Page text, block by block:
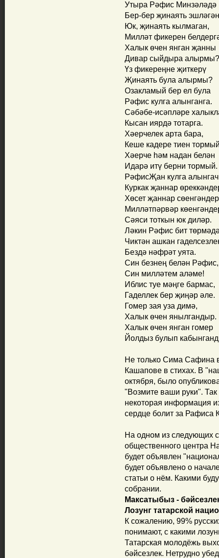
Утыра Рәфис Минзәләдә
Бер-бер җинаять
Юк, җинаять кылмаган,
Милләт фикерен
Халык өчен янган җанны
Дивар сыйдыра алырмы?
Үз фикереңне җиткерү
Җинаять була алырмы?
Озакламый бер ел була
Рәфис кулга алынганга.
Сәбәбе-исәпләре
Кысан иярдә тотарга.
Хәерчелек арта бара,
Кеше кадере тиен
Хәерче һәм надан белән
Идарә итү берни тормый.
РәфисҖан кулга
Куркак җаннар
Хөсет җаннар
Милләтпәрвәр
Сәяси тоткын юк диләр.
Ләкин Рәфис бит
Чиктән ашкан
Бездә нәфрәт уята.
Син безнең белән
Син милләтем аләме!
Иблис туе мәңге бармас,
Гаделлек бер җиңәр әле.
Гомер зая уза димә,
Халык өчен янылгандыр.
Халык өчен янган гомер
Йолдыз булып
Не только Сима Сафина
Кашапове в стихах. В
октября, было
"Возмите ваши руки".
некоторая информация
сердце болит за Рафиса
На одном из следующих
общественного центра
будет объявлен
будет объявлено о
статьи о нём. Какими
собрании.
Максатыбыз -
Лозунг татарской
К сожалению, 99%
понимают, с какими
Татарская молодёжь
бәйсезлек. Нетрудно